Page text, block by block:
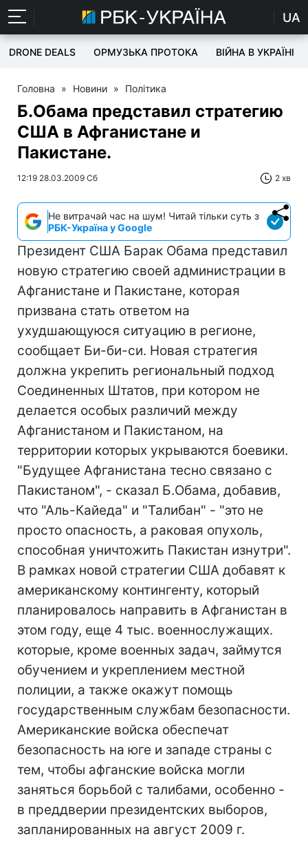
UA
DRONE DEALS ОРМУЗЬКА ПРОТОКА ВІЙНА В УКРАЇНІ
Головна » Новини » Політика
Б.Обама представил стратегию
США в Афганистане и
Пакистане.
12:19 28.03.2009 Сб 2 хв
Не витрачай час на шум! Читай тільки суть з
РБК-Україна у Google
Президент США Барак Обама представил
новую стратегию своей администрации в
Афганистане и Пакистане, которая
призвана стать ответом на
ухудшающуюся ситуацию в регионе,
сообщает Би-би-си. Новая стратегия
должна укрепить региональный подход
Соединенных Штатов, при котором не
делается особых различий между
Афганистаном и Пакистаном, на
территории которых укрываются боевики.
"Будущее Афганистана тесно связано с
Пакистаном", - сказал Б.Обама, добавив,
что "Аль-Кайеда" и "Талибан" - "это не
просто опасность, а раковая опухоль,
способная уничтожить Пакистан изнутри".
В рамках новой стратегии США добавят к
американскому контингенту, который
планировалось направить в Афганистан в
этом году, еще 4 тыс. военнослужащих.
которые, кроме военных задач, займутся
обучением и укреплением местной
полиции, а также окажут помощь
государственным службам безопасности.
Американские войска обеспечат
безопасность на юге и западе страны с
тем, чтобы афганские войска могли
заняться борьбой с талибами, особенно -
в преддверии президентских выборов,
запланированных на август 2009 г.